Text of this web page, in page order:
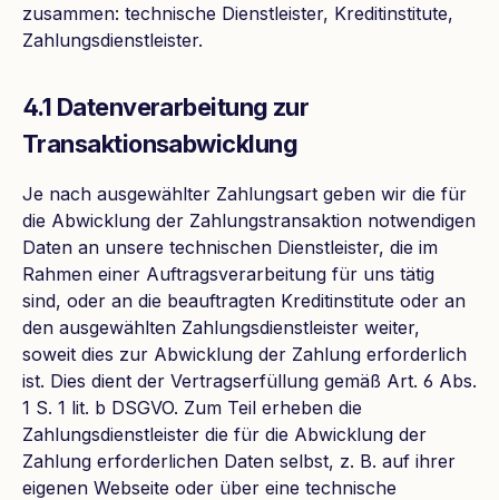
zusammen: technische Dienstleister, Kreditinstitute,
Zahlungsdienstleister.
4.1 Datenverarbeitung zur
Transaktionsabwicklung
Je nach ausgewählter Zahlungsart geben wir die für
die Abwicklung der Zahlungstransaktion notwendigen
Daten an unsere technischen Dienstleister, die im
Rahmen einer Auftragsverarbeitung für uns tätig
sind, oder an die beauftragten Kreditinstitute oder an
den ausgewählten Zahlungsdienstleister weiter,
soweit dies zur Abwicklung der Zahlung erforderlich
ist. Dies dient der Vertragserfüllung gemäß Art. 6 Abs.
1 S. 1 lit. b DSGVO. Zum Teil erheben die
Zahlungsdienstleister die für die Abwicklung der
Zahlung erforderlichen Daten selbst, z. B. auf ihrer
eigenen Webseite oder über eine technische